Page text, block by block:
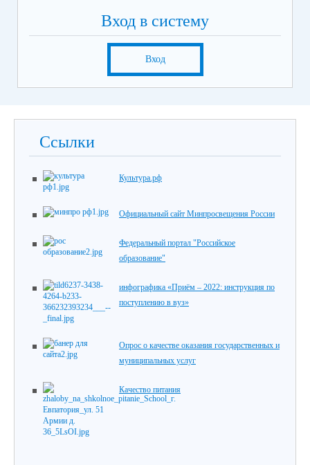
Вход в систему
Вход
Ссылки
Культура.рф
Официальный сайт Минпросвещения России
Федеральный портал "Российское
образование"
инфографика «Приём – 2022: инструкция по
поступлению в вуз»
Опрос о качестве оказания государственных и
муниципальных услуг
Качество питания